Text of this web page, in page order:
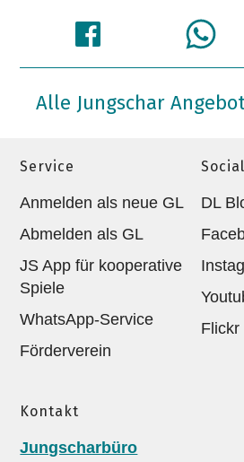
Alle Jungschar
Service
Anmelden als neue GL
Abmelden als GL
JS App für kooperative
Spiele
WhatsApp-Service
Förderverein
DL
Flickr
Kontakt
Jungscharbüro